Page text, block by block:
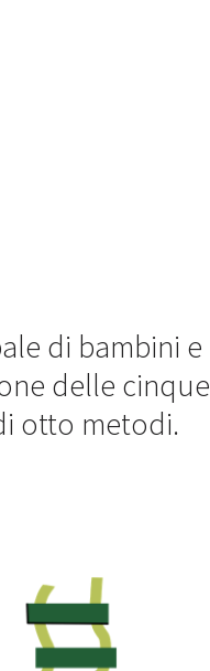
di bambini e
delle cinque
otto metodi.